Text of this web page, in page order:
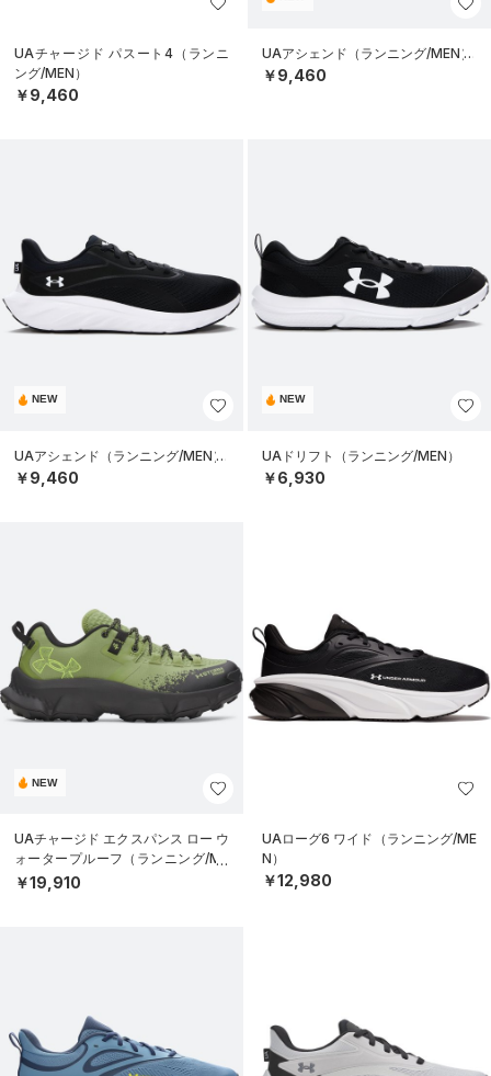
UAチャージド パスート4（ランニ
ング/MEN）
￥9,460
UAアシェンド（ランニング/MEN）
￥9,460
NEW
UAアシェンド（ランニング/MEN）
￥9,460
NEW
UAドリフト（ランニング/MEN）
￥6,930
NEW
UAチャージド エクスパンス ロー ウ
ォータープルーフ（ランニング/ME
N）
￥19,910
UAローグ6 ワイド（ランニング/ME
N）
￥12,980